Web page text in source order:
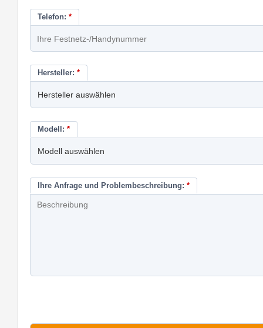
Telefon: *
Hersteller: *
Modell: *
Ihre Anfrage und Problembeschreibung: *